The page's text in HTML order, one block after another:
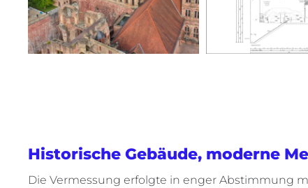
Historische Gebäude, moderne
Die Vermessung erfolgte in enger Abstimmung